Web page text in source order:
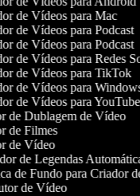
de Vídeos para Mac
de Vídeos para Podcast
de Vídeos para Podcast
de Vídeos para Redes
de Vídeos para TikTok
de Vídeos para Windows
de Vídeos para YouTube
de Dublagem de Vídeo
de Filmes
de Vídeo
de Legendas
de Fundo para Criador
de Vídeo